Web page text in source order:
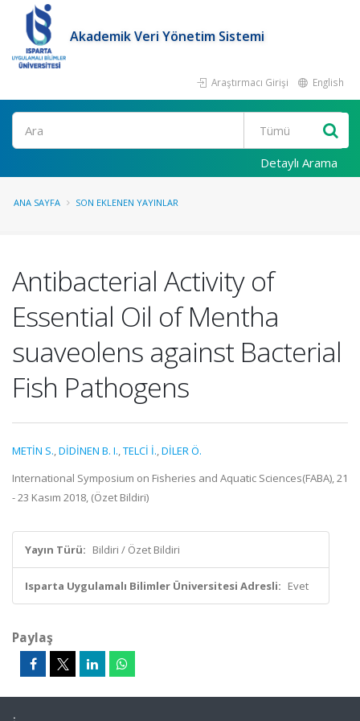
Akademik Veri Yönetim Sistemi
Araştırmacı Girişi English
Ara
Detaylı Arama
ANA SAYFA SON EKLENEN YAYINLAR
Antibacterial Activity of
Essential Oil of Mentha
suaveolens against Bacterial
Fish Pathogens
METİN S.,DİDİNEN B. I.,TELCİ İ.,DİLER Ö.
International Symposium on Fisheries and Aquatic Sciences(FABA), 21
- 23 Kasım 2018, (Özet Bildiri)
Yayın Türü: Bildiri / Özet Bildiri
Isparta Uygulamalı Bilimler Üniversitesi Adresli: Evet
Paylaş